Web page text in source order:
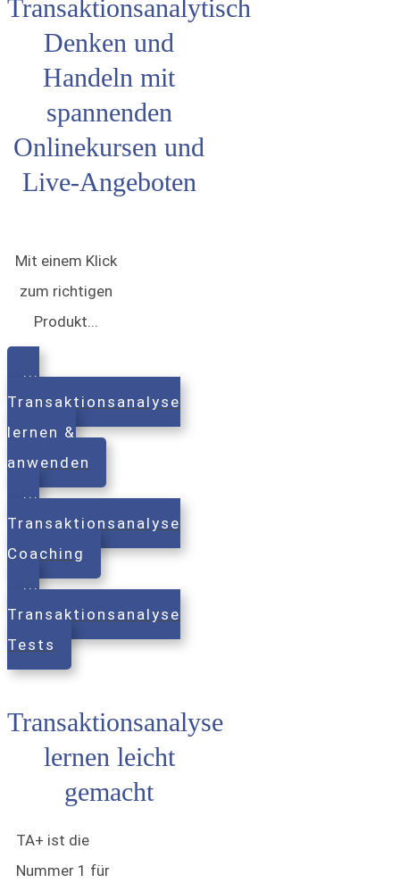
Transaktionsanalytisch
Denken und
Handeln mit
spannenden
Onlinekursen und
Live-Angeboten
Mit einem Klick
zum richtigen
Produkt...
...
Transaktionsanalyse
lernen &
anwenden
...
Transaktionsanalyse
Coaching
...
Transaktionsanalyse
Tests
Transaktionsanalyse
lernen leicht
gemacht
TA+ ist die
Nummer 1 für